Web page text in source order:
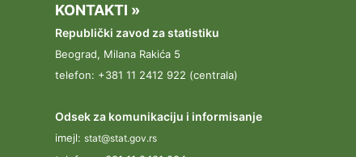
KONTAKTI »
Republički zavod za statistiku
Beograd, Milana Rakića 5
telefon: +381 11 2412 922 (centrala)
Odsek za komunikaciju i informisanje
imejl: stat@stat.gov.rs